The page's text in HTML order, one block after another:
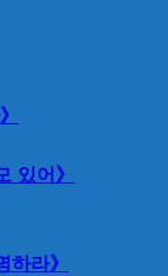
있어》
라》